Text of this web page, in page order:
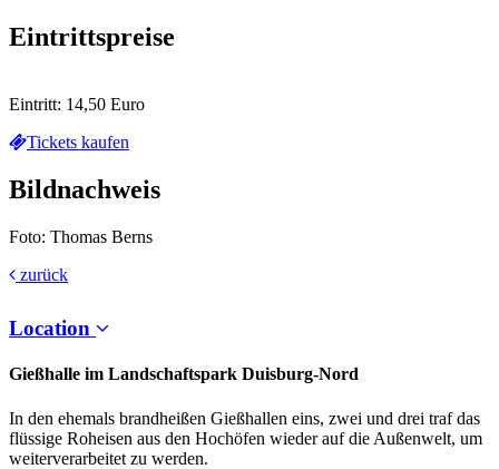
Eintrittspreise
Eintritt: 14,50 Euro
Tickets kaufen
Bildnachweis
Foto: Thomas Berns
zurück
Location
Gießhalle im Landschaftspark Duisburg-Nord
In den ehemals brandheißen Gießhallen eins, zwei und drei traf das
flüssige Roheisen aus den Hochöfen wieder auf die Außenwelt, um
weiterverarbeitet zu werden.